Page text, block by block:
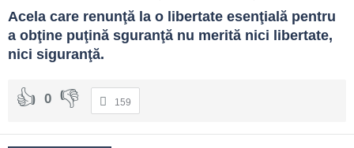
Cum discut siguranța cu copiii?
Cu exemple concrete, reguli puține și clare, repetate periodic.
Ce fac după un incident?
Documentezi, comunici deschis, repari și îmbunătățești procesul.
Acela care renunţă la o libertate esenţială pentru
a obţine puţină sguranţă nu merită nici libertate,
nici siguranţă.
0 159